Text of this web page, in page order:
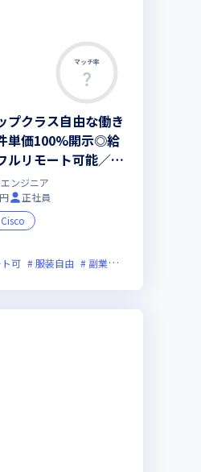
マッチ率
プクラス自由な働き
単価100%開示◎給
ルリモート可能／平
り添い型SES
ンジニア
正社員
Cisco
可 服装自由 副業可